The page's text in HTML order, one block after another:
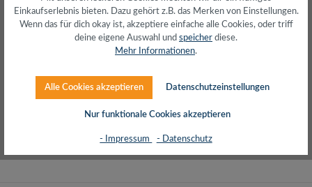
Produkte filtern
Einkaufserlebnis bieten. Dazu gehört z.B. das Merken von Einstellungen.
Wenn das für dich okay ist, akzeptiere einfache alle Cookies, oder triff
deine eigene Auswahl und speicher diese.
Mehr Informationen.
Alle Cookies akzeptieren Datenschutzeinstellungen
Nur funktionale Cookies akzeptieren
- Impressum - Datenschutz